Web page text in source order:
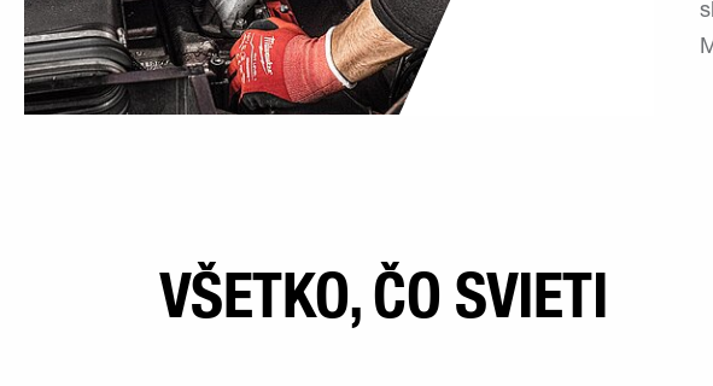
VŠETKO, ČO SVIETI